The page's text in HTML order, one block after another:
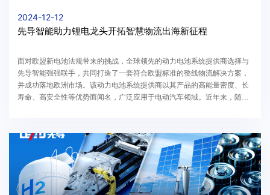
2024-12-12
先导智能助力锂电龙头开拓智慧物流出海新征程
面对欧盟新电池法规带来的挑战，全球领先的动力电池系统提供商选择与
先导智能强强联手，共同打造了一套符合欧盟标准的整线物流解决方案，
并成功落地欧洲市场。该动力电池系统提供商以其产品的高能量密度、长
寿命、高安全性等优势而闻名，广泛应用于电动汽车领域。近年来，随着